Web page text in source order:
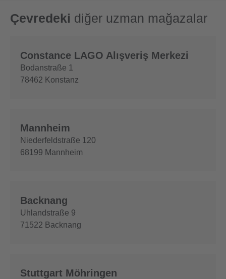
Çevredeki diğer uzman mağazalar
Constance LAGO Alışveriş Merkezi
Bodanstraße 1
78462 Konstanz
Mannheim
Niederfeldstraße 120
68199 Mannheim
Backnang
Uhlandstraße 9
71522 Backnang
Stuttgart Möhringen